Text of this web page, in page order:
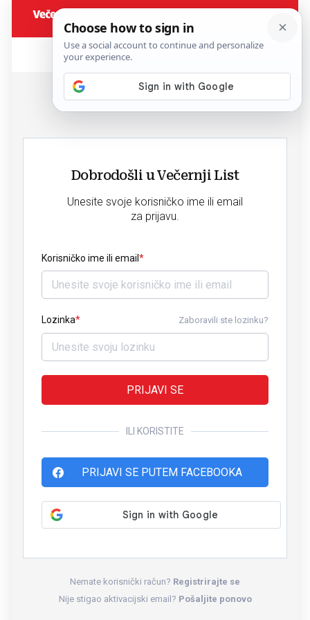
Dobrodošli u Večernji List
Unesite svoje korisničko ime ili email
za prijavu.
Korisničko ime ili email
Lozinka Zaboravili ste lozinku?
PRIJAVI SE
ILI KORISTITE
PRIJAVI SE PUTEM FACEBOOKA
Nemate korisnički račun? Registrirajte se
Nije stigao aktivacijski email? Pošaljite ponovo